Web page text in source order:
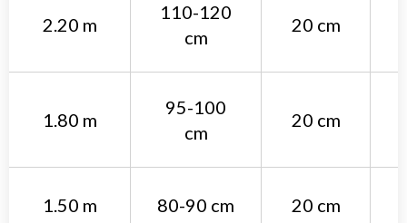
2.20 m
110-120
cm
20 cm
1.80 m
95-100
cm
20 cm
1.50 m 80-90 cm 20 cm